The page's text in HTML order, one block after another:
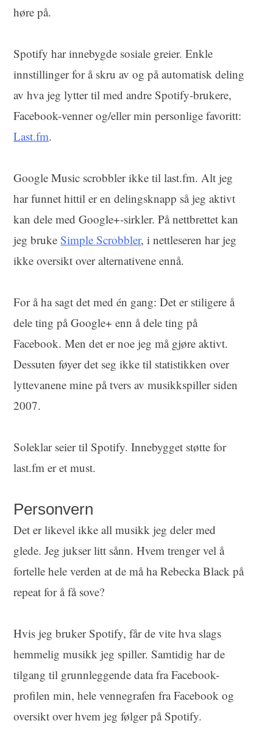
høre på.
Spotify har innebygde sosiale greier. Enkle
innstillinger for å skru av og på automatisk deling
av hva jeg lytter til med andre Spotify-brukere,
Facebook-venner og/eller min personlige favoritt:
Last.fm.
Google Music scrobbler ikke til last.fm. Alt jeg
har funnet hittil er en delingsknapp så jeg aktivt
kan dele med Google+-sirkler. På nettbrettet kan
jeg brukeSimple Scrobbler, i nettleseren har jeg
ikke oversikt over alternativene ennå.
For å ha sagt det med én gang: Det er stiligere å
dele ting på Google+ enn å dele ting på
Facebook. Men det er noe jeg må gjøre aktivt.
Dessuten føyer det seg ikke til statistikken over
lyttevanene mine på tvers av musikkspiller siden
2007.
Soleklar seier til Spotify. Innebygget støtte for
last.fm er et must.
Personvern
Det er likevel ikke all musikk jeg deler med
glede. Jeg jukser litt sånn. Hvem trenger vel å
fortelle hele verden at de må ha Rebecka Black på
repeat for å få sove?
Hvis jeg bruker Spotify, får de vite hva slags
hemmelig musikk jeg spiller. Samtidig har de
tilgang til grunnleggende data fra Facebook-
profilen min, hele vennegrafen fra Facebook og
oversikt over hvem jeg følger på Spotify.